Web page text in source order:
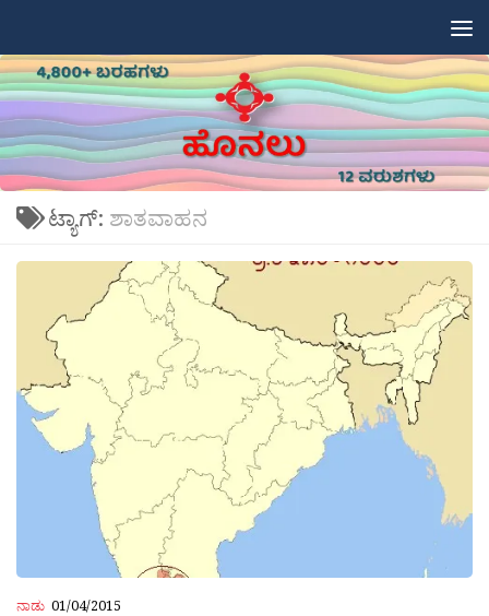
ಟ್ಯಾಗ್: ಶಾತವಾಹನ
ನಾಡು 01/04/2015